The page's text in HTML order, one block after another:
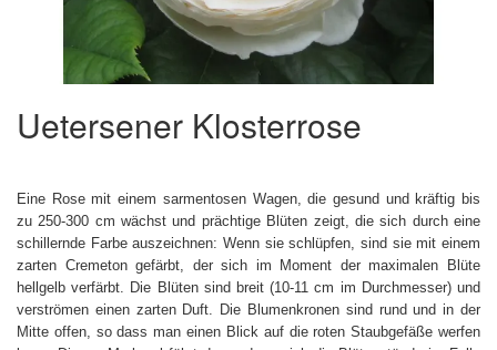
Uetersener Klosterrose
Eine Rose mit einem sarmentosen Wagen, die gesund und kräftig bis
zu 250-300 cm wächst und prächtige Blüten zeigt, die sich durch eine
schillernde Farbe auszeichnen: Wenn sie schlüpfen, sind sie mit einem
zarten Cremeton gefärbt, der sich im Moment der maximalen Blüte
hellgelb verfärbt. Die Blüten sind breit (10-11 cm im Durchmesser) und
verströmen einen zarten Duft. Die Blumenkronen sind rund und in der
Mitte offen, so dass man einen Blick auf die roten Staubgefäße werfen